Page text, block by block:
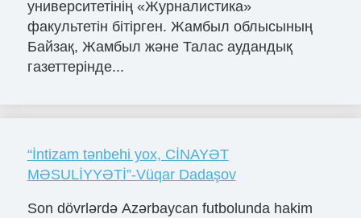
университетінің «Журналистика»
факультетін бітірген. Жамбыл облысының
Байзақ, Жамбыл және Талас аудандық
газеттерінде...
“İntizam tənbehi yox, CİNAYƏT
MƏSULİYYƏTİ”-Vüqar Dadaşov
Son dövrlərdə Azərbaycan futbolunda hakim